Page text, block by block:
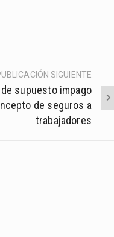
SIGUIENTE
supuesto impago
de seguros a
trabajadores